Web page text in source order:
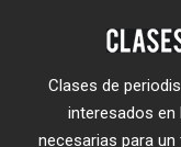
Clases de
interesados en
necesarias para